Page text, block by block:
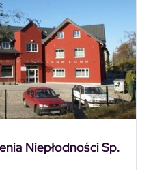
Niepłodności Sp.